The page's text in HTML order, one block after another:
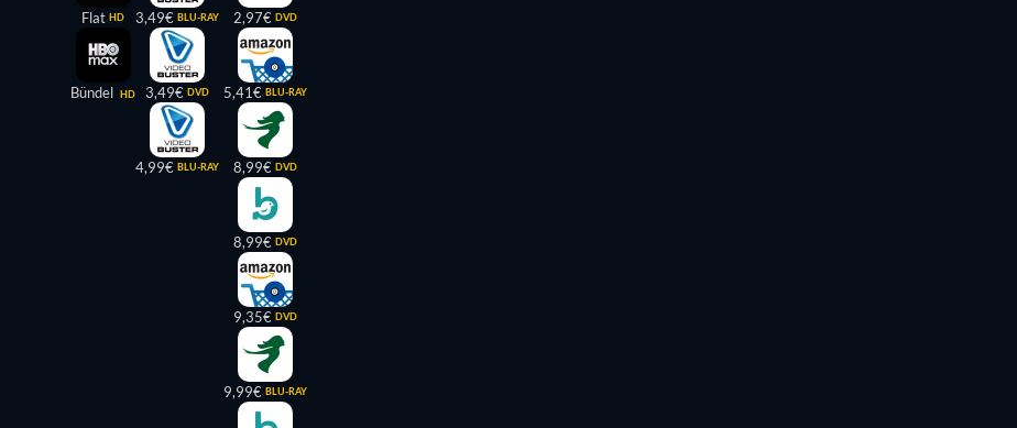
Flat HD
Bündel HD
3,49€ BLU-RAY
3,49€ DVD
4,99€ BLU-RAY
2,97€ DVD
5,41€ BLU-RAY
8,99€ DVD
8,99€ DVD
9,35€ DVD
9,99€ BLU-RAY